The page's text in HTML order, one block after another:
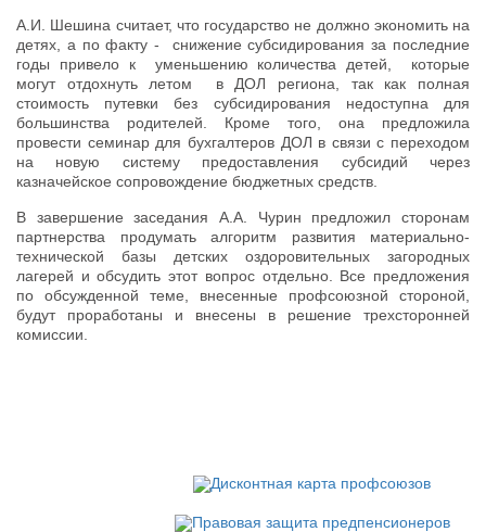
А.И. Шешина считает, что государство не должно экономить на
детях, а по факту - снижение субсидирования за последние
годы привело к уменьшению количества детей, которые
могут отдохнуть летом в ДОЛ региона, так как полная
стоимость путевки без субсидирования недоступна для
большинства родителей. Кроме того, она предложила
провести семинар для бухгалтеров ДОЛ в связи с переходом
на новую систему предоставления субсидий через
казначейское сопровождение бюджетных средств.
В завершение заседания А.А. Чурин предложил сторонам
партнерства продумать алгоритм развития материально-
технической базы детских оздоровительных загородных
лагерей и обсудить этот вопрос отдельно. Все предложения
по обсужденной теме, внесенные профсоюзной стороной,
будут проработаны и внесены в решение трехсторонней
комиссии.